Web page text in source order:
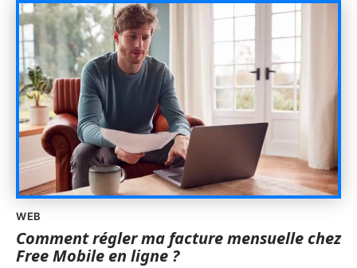
WEB
Comment régler ma facture mensuelle chez
Free Mobile en ligne ?